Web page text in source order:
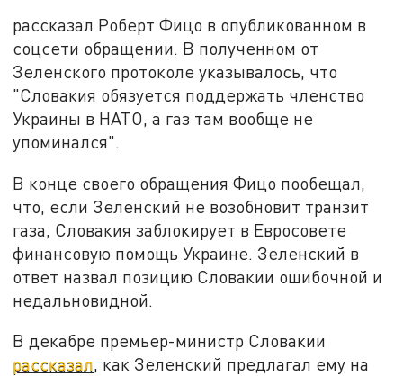
рассказал Роберт Фицо в опубликованном в
соцсети обращении. В полученном от
Зеленского протоколе указывалось, что
"Словакия обязуется поддержать членство
Украины в НАТО, а газ там вообще не
упоминался".
В конце своего обращения Фицо пообещал,
что, если Зеленский не возобновит транзит
газа, Словакия заблокирует в Евросовете
финансовую помощь Украине. Зеленский в
ответ назвал позицию Словакии ошибочной и
недальновидной.
В декабре премьер-министр Словакии
рассказал, как Зеленский предлагал ему на